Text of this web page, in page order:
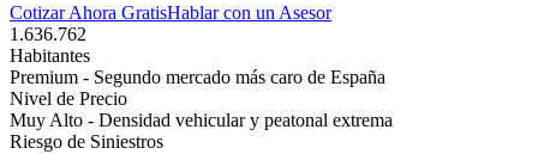
Cotizar Ahora GratisHablar con un Asesor
1.636.762
Habitantes
Premium - Segundo mercado más caro de España
Nivel de Precio
Muy Alto - Densidad vehicular y peatonal extrema
Riesgo de Siniestros